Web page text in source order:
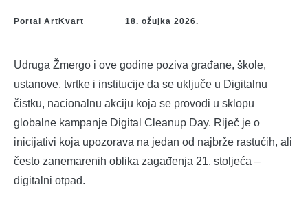
Portal ArtKvart 18. ožujka 2026.
Udruga Žmergo i ove godine poziva građane, škole,
ustanove, tvrtke i institucije da se uključe u Digitalnu
čistku, nacionalnu akciju koja se provodi u sklopu
globalne kampanje Digital Cleanup Day. Riječ je o
inicijativi koja upozorava na jedan od najbrže rastućih, ali
često zanemarenih oblika zagađenja 21. stoljeća –
digitalni otpad.